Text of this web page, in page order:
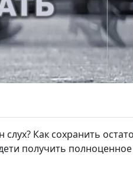
Как сохранить
получить